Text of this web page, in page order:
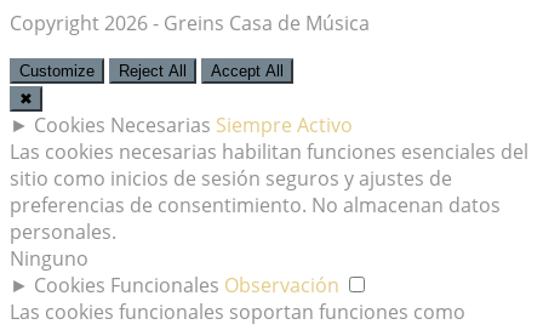
Copyright 2026 - Greins Casa de Música
Customize Reject All
Accept All
✖
► Cookies Necesarias Siempre Activo
Las cookies necesarias habilitan funciones esenciales del
sitio como inicios de sesión seguros y ajustes de
preferencias de consentimiento. No almacenan datos
personales.
Ninguno
► Cookies Funcionales Observación
Las cookies funcionales soportan funciones como